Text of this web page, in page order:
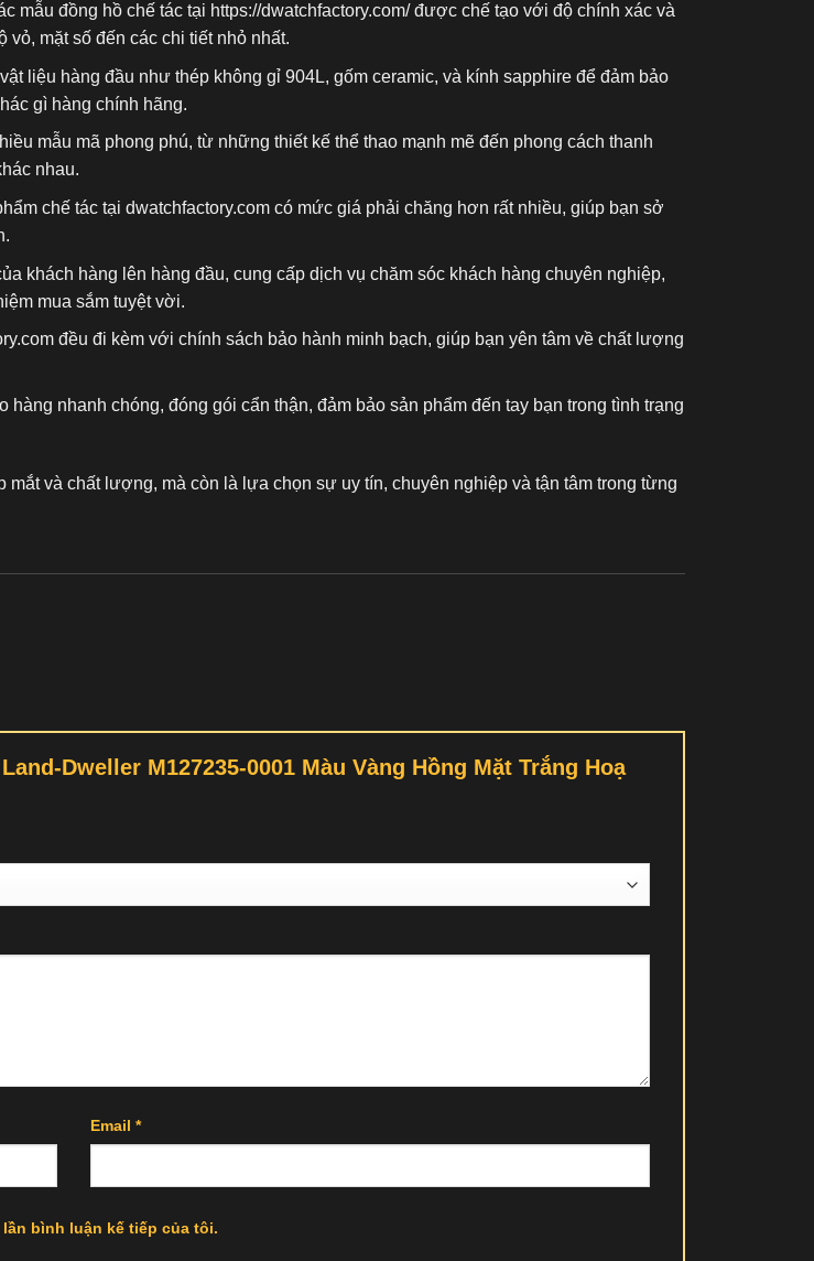
mẫu đồng hồ chế tác tại https://dwatchfactory.com/được chế tạo với độ chính xác và
mặt số đến các chi tiết nhỏ nhất.
liệu hàng đầu như thép không gỉ 904L, gốm ceramic, và kính sapphire để đảm bảo
gì hàng chính hãng.
mẫu mã phong phú, từ những thiết kế thể thao mạnh mẽ đến phong cách thanh
nhau.
chế tác tại dwatchfactory.com có mức giá phải chăng hơn rất nhiều, giúp bạn sở
khách hàng lên hàng đầu, cung cấp dịch vụ chăm sóc khách hàng chuyên nghiệp,
mua sắm tuyệt vời.
đều đi kèm với chính sách bảo hành minh bạch, giúp bạn yên tâm về chất lượng
hàng nhanh chóng, đóng gói cẩn thận, đảm bảo sản phẩm đến tay bạn trong tình trạng
mắt và chất lượng, mà còn là lựa chọn sự uy tín, chuyên nghiệp và tận tâm trong từng
Dweller M127235-0001 Màu Vàng Hồng Mặt Trắng Hoạ
Email *
bình luận kế tiếp của tôi.